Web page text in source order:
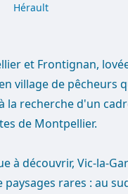
Hérault
et Frontignan,
village de pêcheurs
la recherche d'un
de Montpellier.
à découvrir, Vic-la-
rares : au